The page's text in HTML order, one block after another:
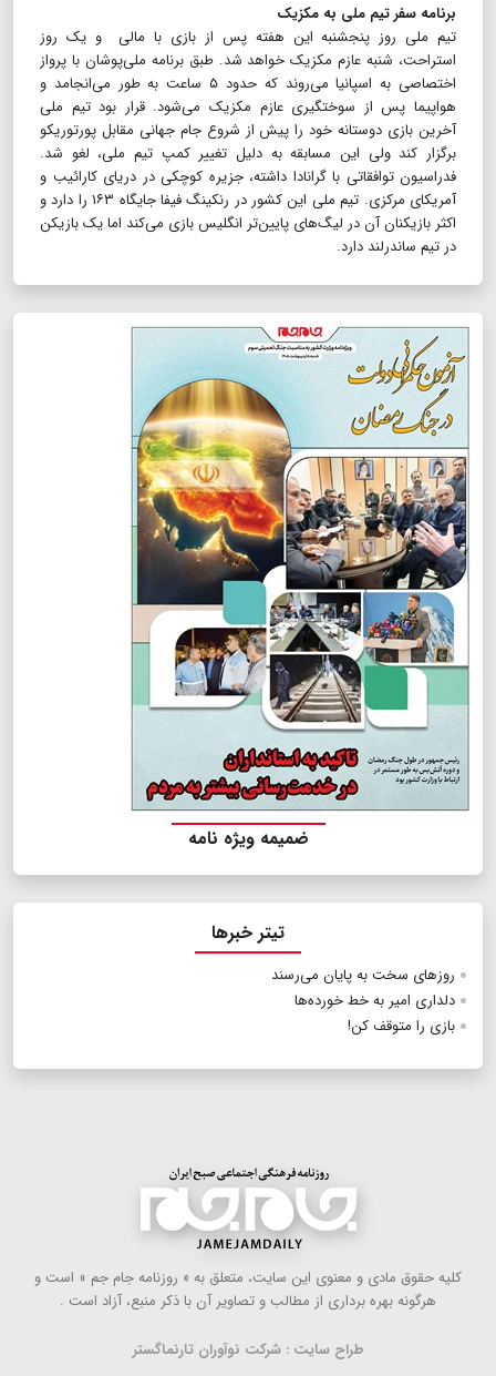
برنامه سفر تیم ملی به مکزیک
تیم ملی روز پنجشنبه این هفته پس از بازی با مالی و یک روز
استراحت، شنبه عازم مکزیک خواهد شد. طبق برنامه ملی‌پوشان با پرواز
اختصاصی به اسپانیا می‌روند که حدود ۵ ساعت به طور می‌انجامد و
هواپیما پس از سوختگیری عازم مکزیک می‌شود. قرار بود تیم ملی
آخرین بازی دوستانه خود را پیش از شروع جام جهانی مقابل پورتوریکو
برگزار کند ولی این مسابقه به دلیل تغییر کمپ تیم ملی، لغو شد.
فدراسیون توافقاتی با گرانادا داشته، جزیره کوچکی در دریای کارائیب و
آمریکای مرکزی. تیم ملی این کشور در رنکینگ فیفا جایگاه ۱۶۳ را دارد و
اکثر بازیکنان آن در لیگ‌های پایین‌تر انگلیس بازی می‌کند اما یک بازیکن
در تیم ساندرلند دارد.
ضمیمه ویژه نامه
تیتر خبرها
روزهای سخت به پایان می‌رسند
دلداری امیر به خط خورده‌ها
بازی را متوقف کن!
كلیه حقوق مادی و معنوی این سایت، متعلق به « روزنامه جام جم » است و
هرگونه بهره ‌برداری از مطالب و تصاویر آن با ذكر منبع، آزاد است .
طراح سایت : شرکت نوآوران تارنماگستر